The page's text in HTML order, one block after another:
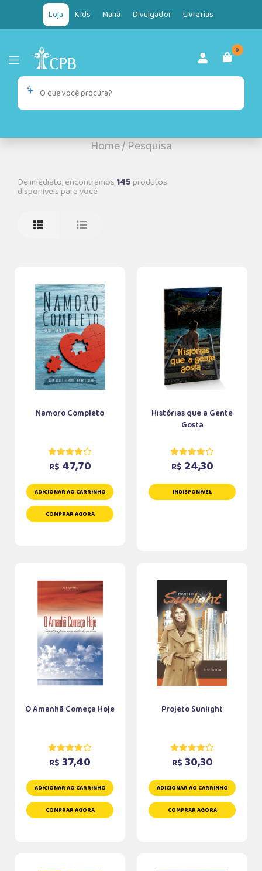
Loja Kids Maná Divulgador Livrarias
0
Home/Pesquisa
De imediato, encontramos 145produtos
disponíveis para você
Namoro Completo
R$ 47,70
ADICIONAR AO CARRINHO
COMPRAR AGORA
Histórias que a Gente
Gosta
R$ 24,30
INDISPONÍVEL
O Amanhã Começa Hoje
R$ 37,40
ADICIONAR AO CARRINHO
COMPRAR AGORA
Projeto Sunlight
R$ 30,30
ADICIONAR AO CARRINHO
COMPRAR AGORA